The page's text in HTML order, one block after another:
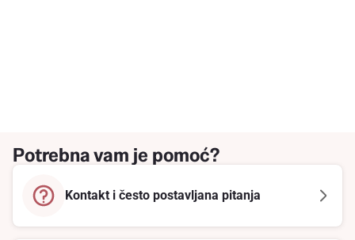
Potrebna vam je pomoć?
Kontakt i često postavljana pitanja